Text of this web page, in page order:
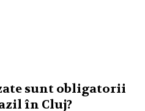
sunt obligatorii
în Cluj?